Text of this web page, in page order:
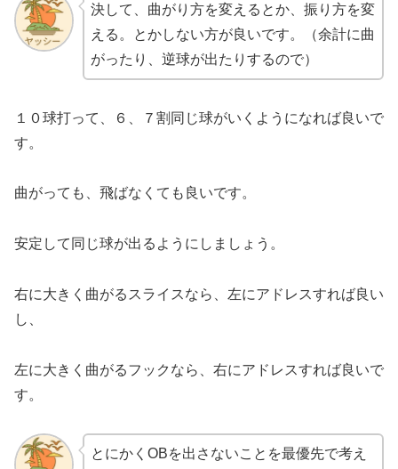
決して、曲がり方を変えるとか、振り方を変
える。とかしない方が良いです。（余計に曲
がったり、逆球が出たりするので）
１０球打って、６、７割同じ球がいくようになれば良いで
す。
曲がっても、飛ばなくても良いです。
安定して同じ球が出るようにしましょう。
右に大きく曲がるスライスなら、左にアドレスすれば良い
し、
左に大きく曲がるフックなら、右にアドレスすれば良いで
す。
とにかくOBを出さないことを最優先で考え